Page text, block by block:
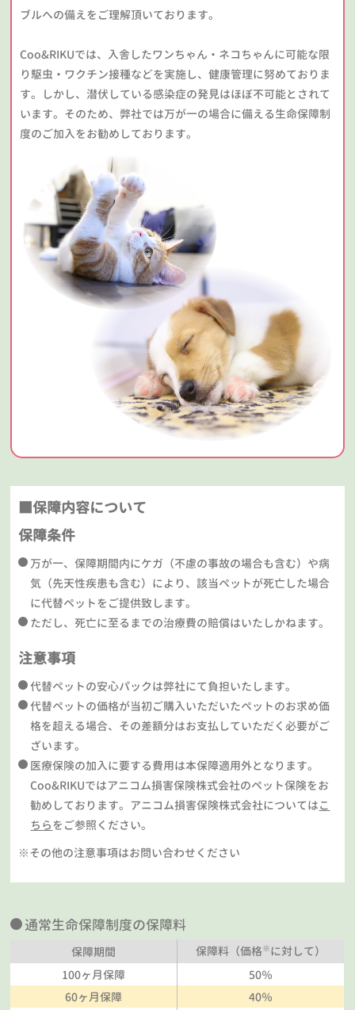
ブルへの備えをご理解頂いております。
Coo&RIKUでは、入舎したワンちゃん・ネコちゃんに可能な限
り駆虫・ワクチン接種などを実施し、健康管理に努めておりま
す。しかし、潜伏している感染症の発見はほぼ不可能とされて
います。そのため、弊社では万が一の場合に備える生命保障制
度のご加入をお勧めしております。
■保障内容について
保障条件
万が一、保障期間内にケガ（不慮の事故の場合も含む）や病
気（先天性疾患も含む）により、該当ペットが死亡した場合
に代替ペットをご提供致します。
ただし、死亡に至るまでの治療費の賠償はいたしかねます。
注意事項
代替ペットの安心パックは弊社にて負担いたします。
代替ペットの価格が当初ご購入いただいたペットのお求め価
格を超える場合、その差額分はお支払していただく必要がご
ざいます。
医療保険の加入に要する費用は本保障適用外となります。
Coo&RIKUではアニコム損害保険株式会社のペット保険をお
勧めしております。アニコム損害保険株式会社についてはこ
ちらをご参照ください。
※その他の注意事項はお問い合わせください
通常生命保障制度の保障料
保障期間 保障料（価格※に対して）
100ヶ月保障
50％
60ヶ月保障
40％